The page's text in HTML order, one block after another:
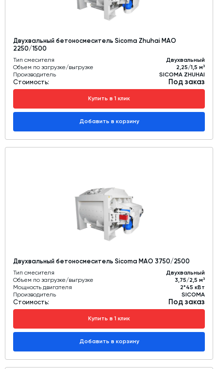
Двухвальный бетоносмеситель Sicoma Zhuhai MAO
2250/1500
Тип смесителя
Двухвальный
Объем по загрузке/выгрузке
2,25/1,5 м³
Производитель
SICOMA ZHUHAI
Стоимость: Под заказ
Купить в 1 клик
Добавить в корзину
Двухвальный бетоносмеситель Sicoma MAO 3750/2500
Тип смесителя
Двухвальный
Объем по загрузке/выгрузке
3,75/2,5 м³
Мощность двигателя
2*45 кВт
Производитель
SICOMA
Стоимость: Под заказ
Купить в 1 клик
Добавить в корзину